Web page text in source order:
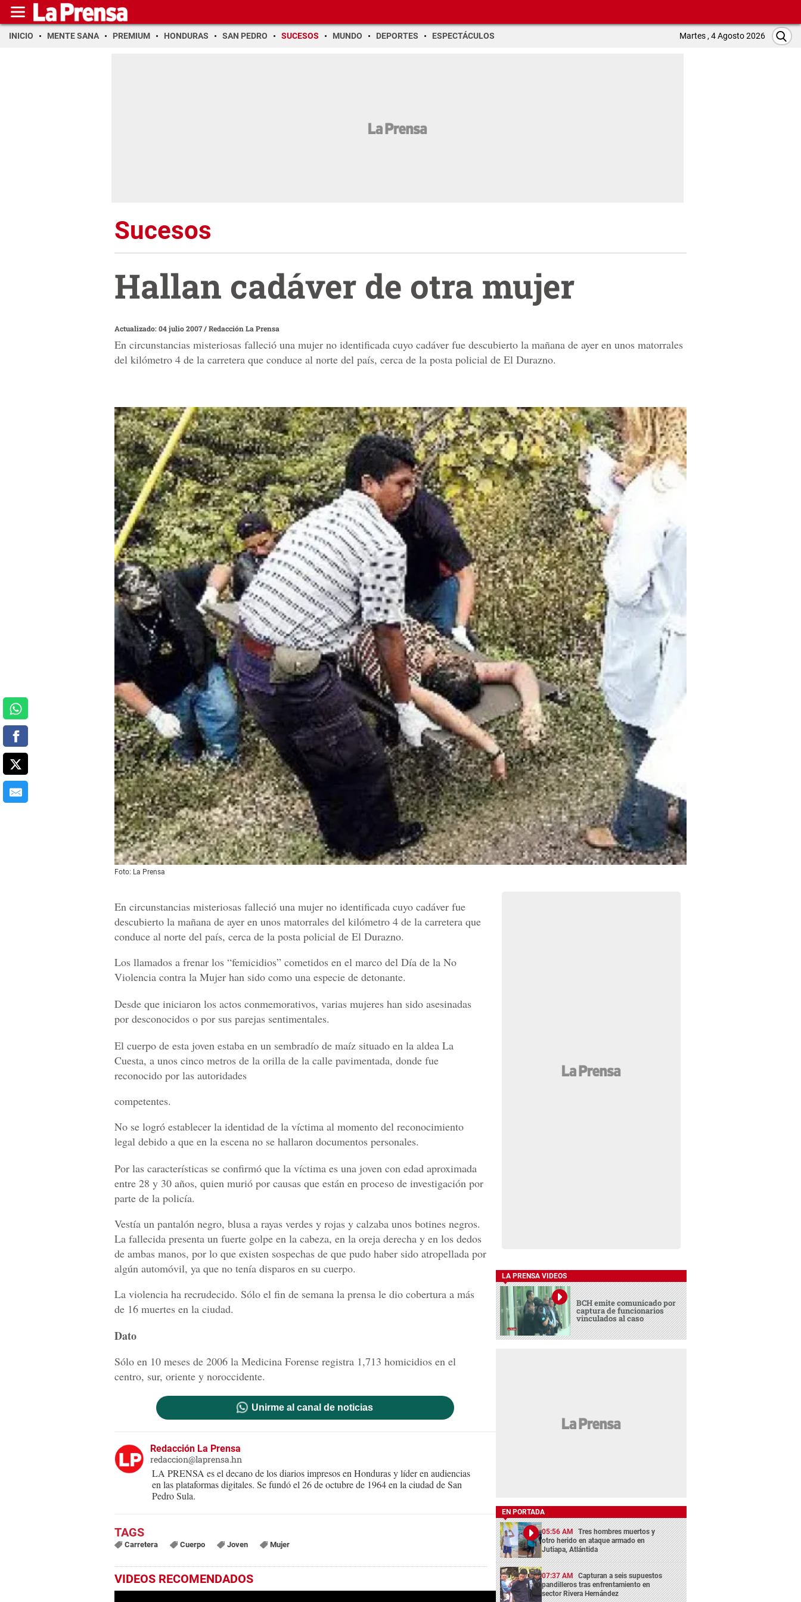
INICIO MENTE SANA PREMIUM HONDURAS SAN PEDRO SUCESOS MUNDO DEPORTES ESPECTÁCULOS Martes , 4 Agosto 2026
Sucesos
Hallan cadáver de otra mujer
Actualizado: 04 julio 2007/Redacción La Prensa
En circunstancias misteriosas falleció una mujer no identificada cuyo cadáver fue descubierto la mañana de ayer en unos matorrales
del kilómetro 4 de la carretera que conduce al norte del país, cerca de la posta policial de El Durazno.
Foto: La Prensa
En circunstancias misteriosas falleció una mujer no identificada cuyo cadáver fue
descubierto la mañana de ayer en unos matorrales del kilómetro 4 de la carretera que
conduce al norte del país, cerca de la posta policial de El Durazno.
Los llamados a frenar los “femicidios” cometidos en el marco del Día de la No
Violencia contra la Mujer han sido como una especie de detonante.
Desde que iniciaron los actos conmemorativos, varias mujeres han sido asesinadas
por desconocidos o por sus parejas sentimentales.
El cuerpo de esta joven estaba en un sembradío de maíz situado en la aldea La
Cuesta, a unos cinco metros de la orilla de la calle pavimentada, donde fue
reconocido por las autoridades
competentes.
No se logró establecer la identidad de la víctima al momento del reconocimiento
legal debido a que en la escena no se hallaron documentos personales.
Por las características se confirmó que la víctima es una joven con edad aproximada
entre 28 y 30 años, quien murió por causas que están en proceso de investigación por
parte de la policía.
Vestía un pantalón negro, blusa a rayas verdes y rojas y calzaba unos botines negros.
La fallecida presenta un fuerte golpe en la cabeza, en la oreja derecha y en los dedos
de ambas manos, por lo que existen sospechas de que pudo haber sido atropellada por
algún automóvil, ya que no tenía disparos en su cuerpo.
La violencia ha recrudecido. Sólo el fin de semana la prensa le dio cobertura a más
de 16 muertes en la ciudad.
Dato
Sólo en 10 meses de 2006 la Medicina Forense registra 1,713 homicidios en el
centro, sur, oriente y noroccidente.
Unirme al canal de noticias
Redacción La Prensa
redaccion@laprensa.hn
LA PRENSA es el decano de los diarios impresos en Honduras y líder en audiencias
en las plataformas digitales. Se fundó el 26 de octubre de 1964 en la ciudad de San
Pedro Sula.
Carretera Cuerpo Joven Mujer
VIDEOS RECOMENDADOS
LA PRENSA VIDEOS
BCH emite comunicado por
captura de funcionarios
vinculados al caso
EN PORTADA
05:56 AM Tres hombres muertos y
otro herido en ataque armado en
Jutiapa, Atlántida
07:37 AM Capturan a seis supuestos
pandilleros tras enfrentamiento en
sector Rivera Hernández